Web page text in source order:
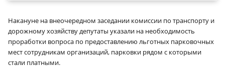
Накануне на внеочередном заседании комиссии по транспорту и
дорожному хозяйству депутаты указали на необходимость
проработки вопроса по предоставлению льготных парковочных
мест сотрудникам организаций, парковки рядом с которыми
стали платными.